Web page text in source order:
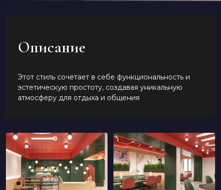
Описание
Этот стиль сочетает в себе функциональность и
эстетическую простоту, создавая уникальную
атмосферу для отдыха и общения